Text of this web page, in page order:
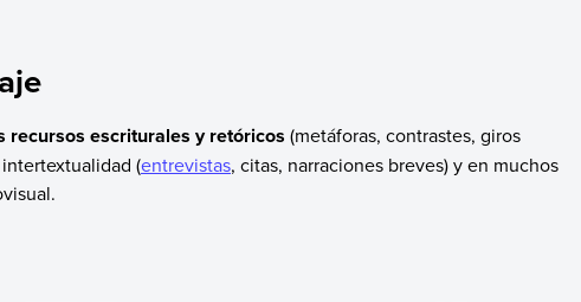
recursos escriturales y retóricos (metáforas, contrastes, giros
(entrevistas, citas, narraciones breves) y en muchos